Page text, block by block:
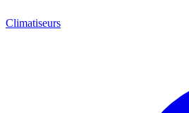
Climatiseurs